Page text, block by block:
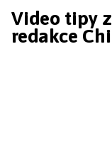
Video tipy
redakce